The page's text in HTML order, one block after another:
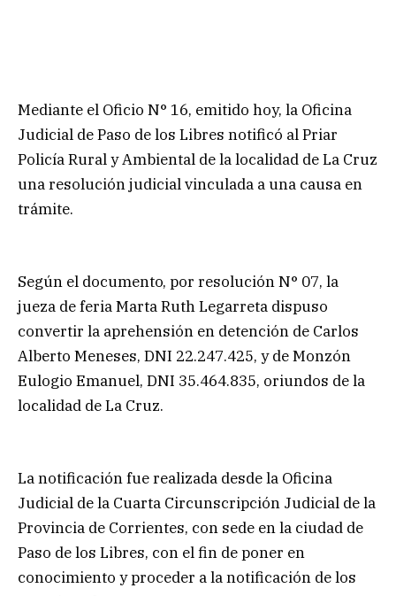
Mediante el Oficio N° 16, emitido hoy, la Oficina
Judicial de Paso de los Libres notificó al Priar
Policía Rural y Ambiental de la localidad de La Cruz
una resolución judicial vinculada a una causa en
trámite.
Según el documento, por resolución N° 07, la
jueza de feria Marta Ruth Legarreta dispuso
convertir la aprehensión en detención de Carlos
Alberto Meneses, DNI 22.247.425, y de Monzón
Eulogio Emanuel, DNI 35.464.835, oriundos de la
localidad de La Cruz.
La notificación fue realizada desde la Oficina
Judicial de la Cuarta Circunscripción Judicial de la
Provincia de Corrientes, con sede en la ciudad de
Paso de los Libres, con el fin de poner en
conocimiento y proceder a la notificación de los